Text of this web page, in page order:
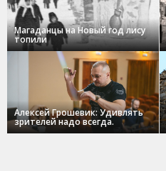
Магаданцы на Новый год лису
топили
Алексей Грошевик: Удивлять
зрителей надо всегда.